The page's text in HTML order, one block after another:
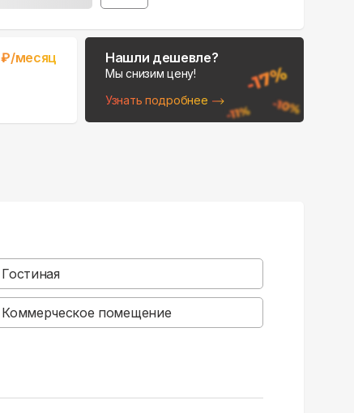
Поможем выбрать
место для монтажа:
В Telegram
₽/месяц Нашли дешевле?
Мы снизим цену!
Узнать подробнее
Гостиная
Коммерческое помещение